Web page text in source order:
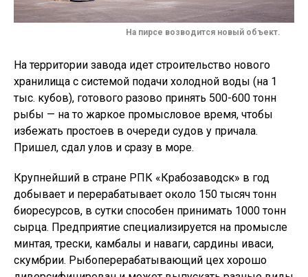
На пирсе возводится новый объект.
На территории завода идет строительство нового
хранилища с системой подачи холодной воды (на 1
тыс. кубов), готового разово принять 500-600 тонн
рыбы — на то жаркое промысловое время, чтобы
избежать простоев в очереди судов у причала.
Пришел, сдал улов и сразу в море.
Крупнейший в стране РПК «Крабозаводск» в год
добывает и перерабатывает около 150 тысяч тонн
биоресурсов, в сутки способен принимать 1000 тонн
сырца. Предприятие специализируется на промысле
минтая, трески, камбалы и наваги, сардины иваси,
скумбрии. Рыбоперерабатывающий цех хорошо